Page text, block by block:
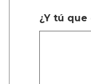
¿Y tú que